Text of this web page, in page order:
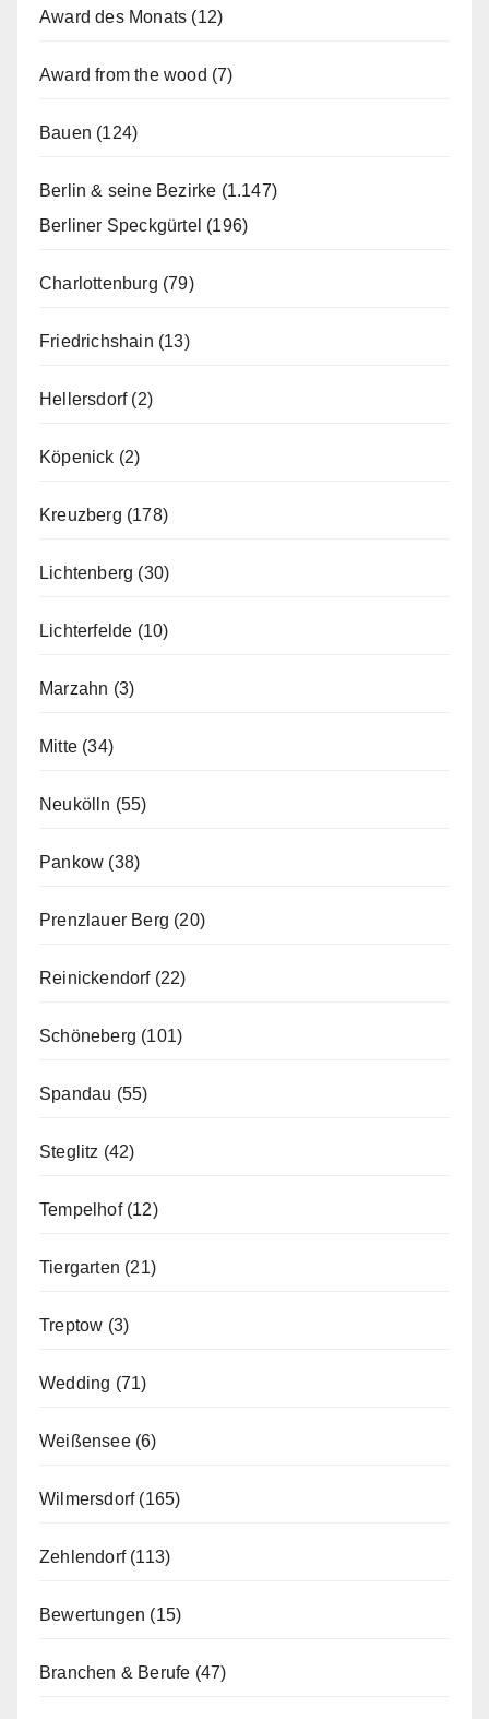
Award des Monats (12)
Award from the wood (7)
Bauen (124)
Berlin & seine Bezirke (1.147)
Berliner Speckgürtel (196)
Charlottenburg (79)
Friedrichshain (13)
Hellersdorf(2)
Köpenick (2)
Kreuzberg (178)
Lichtenberg (30)
Lichterfelde (10)
Marzahn (3)
Mitte (34)
Neukölln (55)
Pankow (38)
Prenzlauer Berg (20)
Reinickendorf(22)
Schöneberg (101)
Spandau (55)
Steglitz (42)
Tempelhof(12)
Tiergarten (21)
Treptow (3)
Wedding (71)
Weißensee(6)
Wilmersdorf(165)
Zehlendorf(113)
Bewertungen (15)
Branchen & Berufe (47)